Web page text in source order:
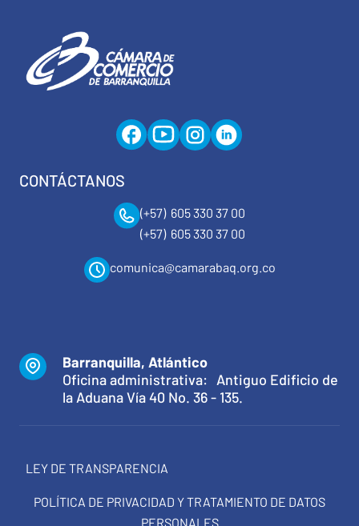
CONTÁCTANOS
(+57) 605 330 37 00
(+57) 605 330 37 00
comunica@camarabaq.org.co
Barranquilla, Atlántico
Oficina administrativa: Antiguo Edificio de
la Aduana Vía 40 No. 36 - 135.
LEY DE TRANSPARENCIA
POLÍTICA DE PRIVACIDAD Y TRATAMIENTO DE DATOS
PERSONALES